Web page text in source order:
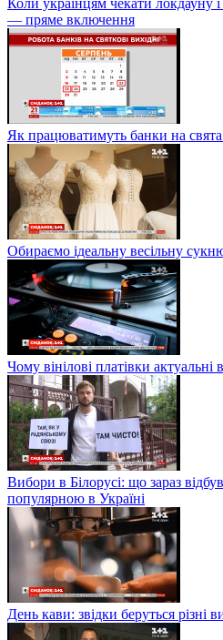
— пряме включення
Як працюватимуть банки на
Обираємо ідеальну весільну
Чому вінілові платівки
Вибори в Білорусі: що зараз
популярною в Україні
День кави: звідки беруться різні